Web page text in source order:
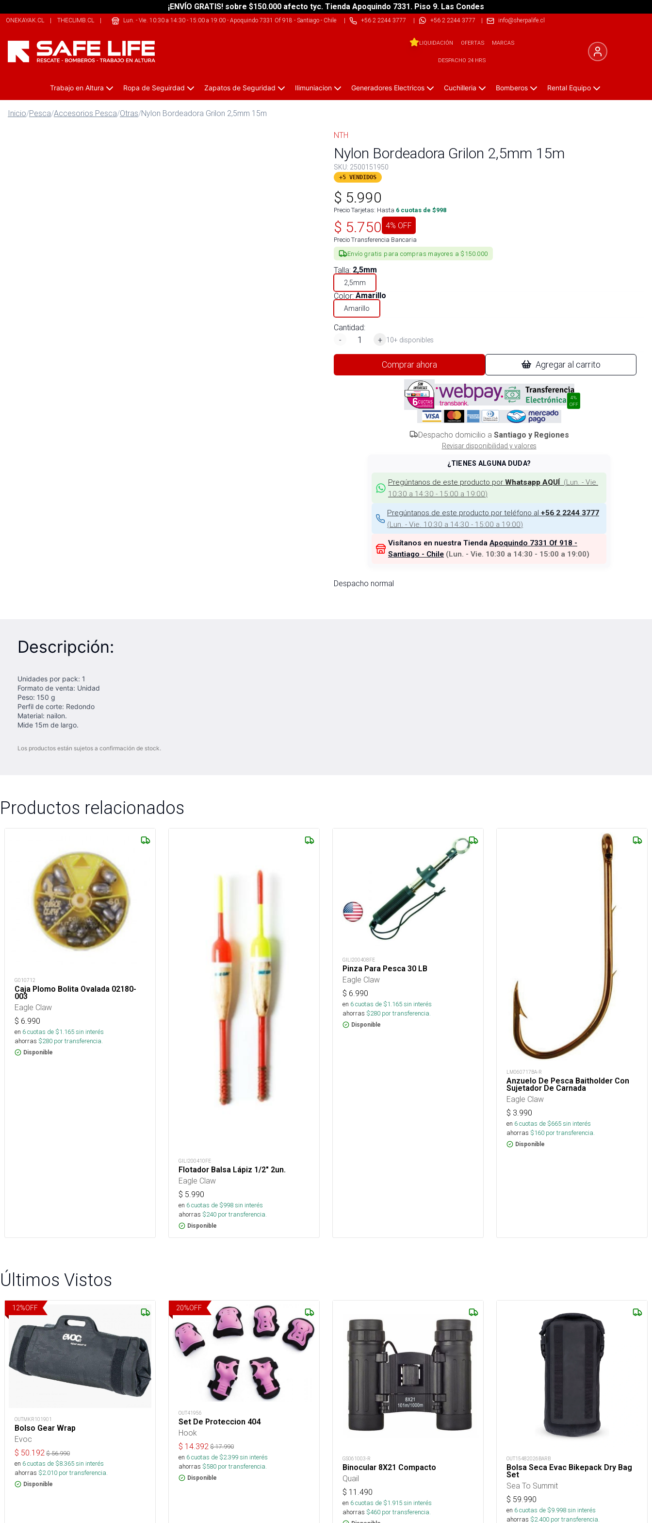
¡ENVÍO GRATIS! sobre $150.000 afecto tyc. Tienda Apoquindo 7331. Piso 9. Las Condes
ONEKAYAK.CL | THECLIMB.CL | 209SPORTS.CL
Lun. - Vie. 10:30 a 14:30 - 15:00 a 19:00- Apoquindo 7331 Of 918 - Santiago - Chile| +56 2 2244 3777 | +56 2 2244 3777 | info@sherpalife.cl
LIQUIDACIÓN OFERTAS MARCAS
DESPACHO 24 HRS
Trabajo en Altura Ropa de Seguirdad Zapatos de Seguridad Ilimuniacion Generadores Electricos Cuchilleria Bomberos Rental Equipo
Inicio/Pesca/Accesorios Pesca/Otras/Nylon Bordeadora Grilon 2,5mm 15m
NTH
Nylon Bordeadora Grilon 2,5mm 15m
SKU: 2500151950
+5 VENDIDOS
$ 5.990
Precio Tarjetas: Hasta 6 cuotas de $998
$ 5.750 4% OFF
Precio Transferencia Bancaria
Envío gratis para compras mayores a $150.000
Talla: 2,5mm
2,5mm
Color: Amarillo
Amarillo
Cantidad:
-
+ 10+ disponibles
Comprar ahora Agregar al carrito
4%
OFF
Despacho domicilio a Santiago y Regiones
Revisar disponibilidad y valores
¿TIENES ALGUNA DUDA?
Pregúntanos de este producto por Whatsapp AQUÍ (Lun. - Vie.
10:30 a 14:30 - 15:00 a 19:00)
Pregúntanos de este producto por teléfono al +56 2 2244 3777
(Lun. - Vie. 10:30 a 14:30 - 15:00 a 19:00)
Visítanos en nuestra Tienda Apoquindo 7331 Of 918 -
Santiago - Chile (Lun. - Vie. 10:30 a 14:30 - 15:00 a 19:00)
Despacho normal
Descripción:
Unidades por pack: 1
Formato de venta: Unidad
Peso: 150 g
Perfil de corte: Redondo
Material: nailon.
Mide 15m de largo.
Los productos están sujetos a confirmación de stock.
Productos relacionados
G010712
Caja Plomo Bolita Ovalada 02180-
003
Eagle Claw
$ 6.990
en 6cuotas de $1.165sin interés
ahorras $280 por transferencia.
Disponible
GILI200410FE
Flotador Balsa Lápiz 1/2" 2un.
Eagle Claw
$ 5.990
en 6cuotas de $998sin interés
ahorras $240 por transferencia.
Disponible
GILI200408FE
Pinza Para Pesca 30 LB
Eagle Claw
$ 6.990
en 6cuotas de $1.165sin interés
ahorras $280 por transferencia.
Disponible
LM060717BA-R
Anzuelo De Pesca Baitholder Con
Sujetador De Carnada
Eagle Claw
$ 3.990
en 6cuotas de $665sin interés
ahorras $160 por transferencia.
Disponible
Últimos Vistos
12%OFF
OUTMKR101901
Bolso Gear Wrap
Evoc
$ 50.192 $56.990
en 6cuotas de $8.365sin interés
ahorras $2.010 por transferencia.
Disponible
20%OFF
OUT41956
Set De Proteccion 404
Hook
$ 14.392 $17.990
en 6cuotas de $2.399sin interés
ahorras $580 por transferencia.
Disponible
GS061003-R
Binocular 8X21 Compacto
Quail
$ 11.490
en 6cuotas de $1.915sin interés
ahorras $460 por transferencia.
OUT15482026BARB
Bolsa Seca Evac Bikepack Dry Bag
Set
Sea To Summit
$ 59.990
en 6cuotas de $9.998sin interés
ahorras $2.400 por transferencia.